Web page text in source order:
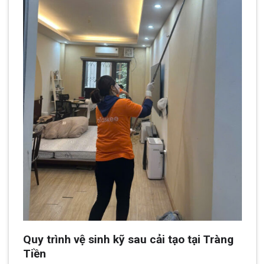
Quy trình vệ sinh kỹ sau cải tạo tại Tràng
Tiền